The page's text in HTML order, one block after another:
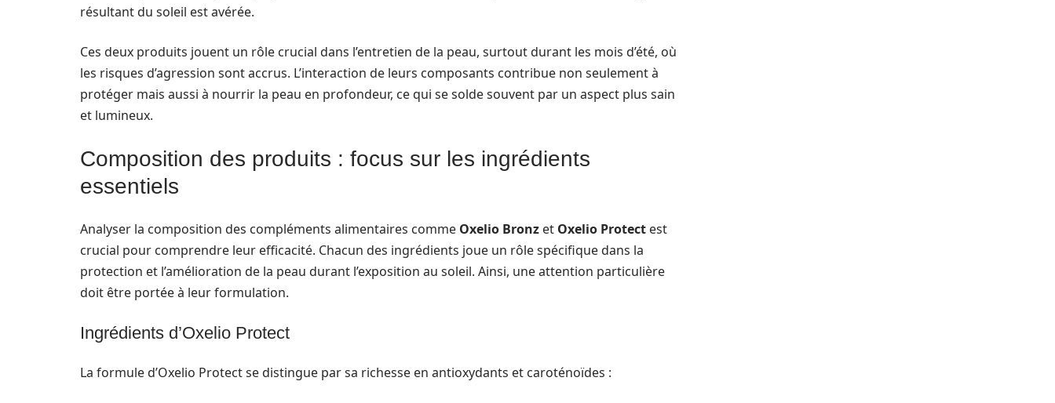
résultant du soleil est avérée.
Ces deux produits jouent un rôle crucial dans l’entretien de la peau, surtout durant les mois d’été, où
les risques d’agression sont accrus. L’interaction de leurs composants contribue non seulement à
protéger mais aussi à nourrir la peau en profondeur, ce qui se solde souvent par un aspect plus sain
et lumineux.
Composition des produits : focus sur les ingrédients
essentiels
Analyser la composition des compléments alimentaires comme Oxelio Bronz et Oxelio Protect est
crucial pour comprendre leur efficacité. Chacun des ingrédients joue un rôle spécifique dans la
protection et l’amélioration de la peau durant l’exposition au soleil. Ainsi, une attention particulière
doit être portée à leur formulation.
Ingrédients d’Oxelio Protect
La formule d’Oxelio Protect se distingue par sa richesse en antioxydants et caroténoïdes :